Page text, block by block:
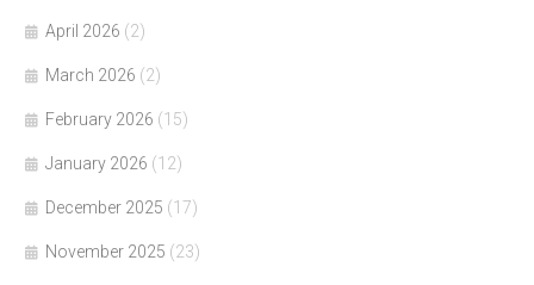
April 2026 (2)
March 2026 (2)
February 2026 (15)
January 2026 (12)
December 2025 (17)
November 2025 (23)